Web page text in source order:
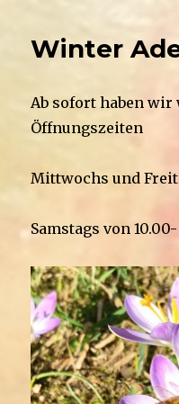
Winter
Ab sofort haben wir
Öffnungszeiten
Mittwochs und
Samstags von